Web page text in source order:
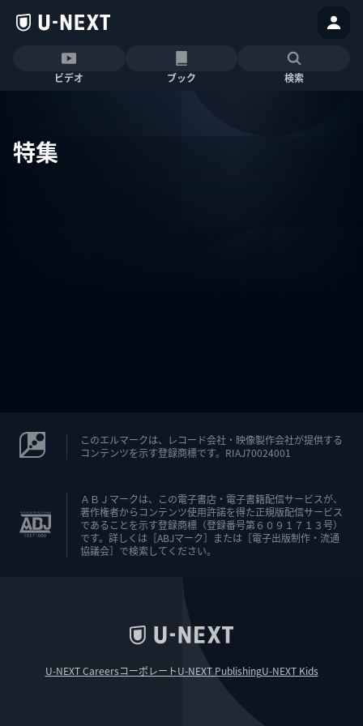
ビデオ ブック 検索
特集
このエルマークは、レコード会社・映像製作会社が提供する
コンテンツを示す登録商標です。RIAJ70024001
ＡＢＪマークは、この電子書店・電子書籍配信サービスが、
著作権者からコンテンツ使用許諾を得た正規版配信サービス
であることを示す登録商標（登録番号第６０９１７１３号）
です。詳しくは［ABJマーク］または［電子出版制作・流通
協議会］で検索してください。
U-NEXT CareersコーポレートU-NEXT PublishingU-NEXT Kids